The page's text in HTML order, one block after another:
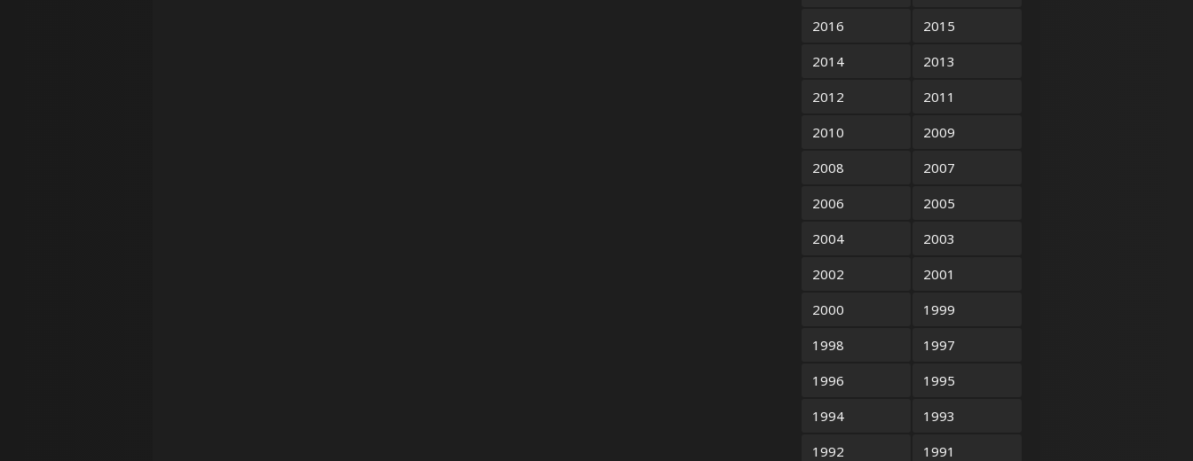
2016
2015
2014
2013
2012
2011
2010
2009
2008
2007
2006
2005
2004
2003
2002
2001
2000
1999
1998
1997
1996
1995
1994
1993
1992
1991